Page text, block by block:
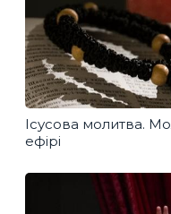
Ісусова молитва.
ефірі